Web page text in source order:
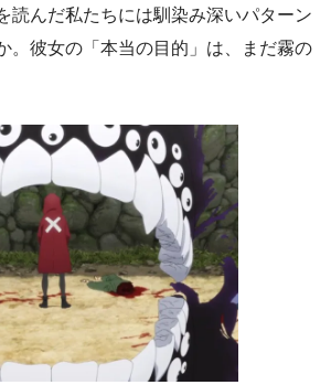
読んだ私たちには馴染み深いパターン
。彼女の「本当の目的」は、まだ霧の